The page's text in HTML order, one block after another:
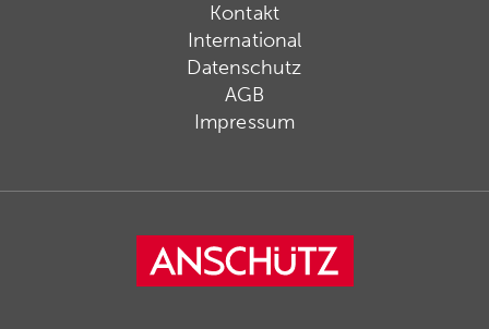
Kontakt
International
Datenschutz
AGB
Impressum